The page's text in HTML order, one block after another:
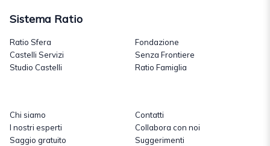
Sistema Ratio
Ratio Sfera
Castelli Servizi
Studio Castelli
Fondazione
Senza Frontiere
Ratio Famiglia
Chi siamo
I nostri esperti
Saggio gratuito
Contatti
Collabora con noi
Suggerimenti